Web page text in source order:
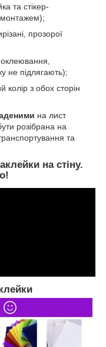
та стікер-
прозорої
не підлягають);
колір з обох сторін
на лист
розібрана на
та
на стіну.